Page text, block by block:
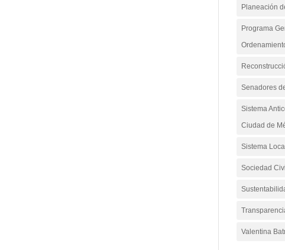
Planeación
Programa
Senadores
Sistema
Ciudad de
Sistema
Sociedad Civil
Valentina